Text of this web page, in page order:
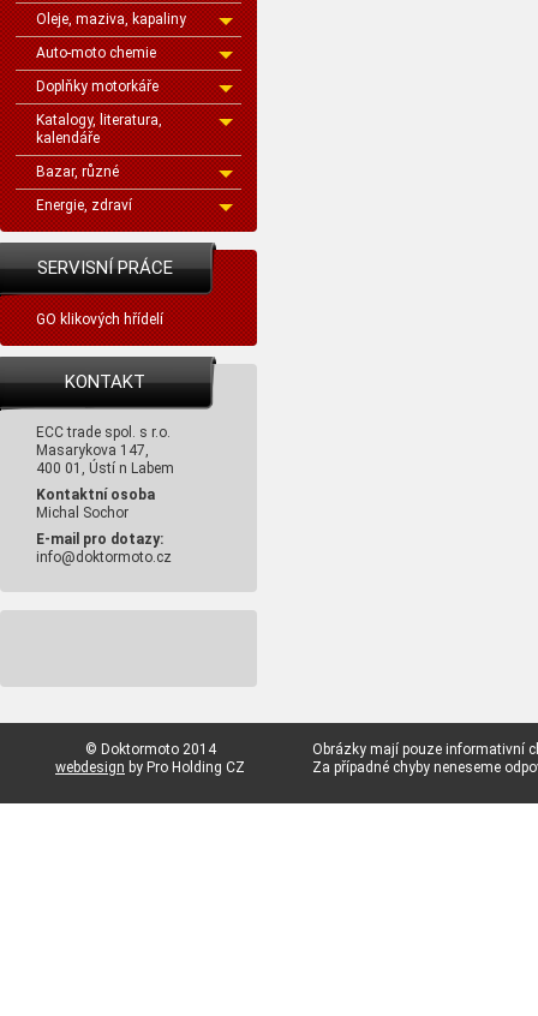
Oleje, maziva, kapaliny
Auto-moto chemie
Doplňky motorkáře
Katalogy, literatura,
kalendáře
Bazar, různé
Energie, zdraví
SERVISNÍ PRÁCE
GO klikových hřídelí
KONTAKT
ECC trade spol. s r.o.
Masarykova 147,
400 01, Ústí n Labem
Kontaktní osoba
Michal Sochor
E-mail pro dotazy:
info@doktormoto.cz
© Doktormoto 2014
webdesign by Pro Holding CZ
Obrázky mají pouze informativní
Za případné chyby neneseme